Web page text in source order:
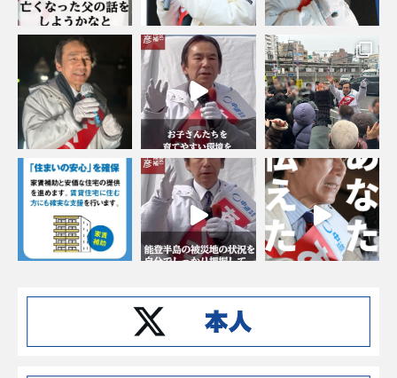
Instagramでフォローする